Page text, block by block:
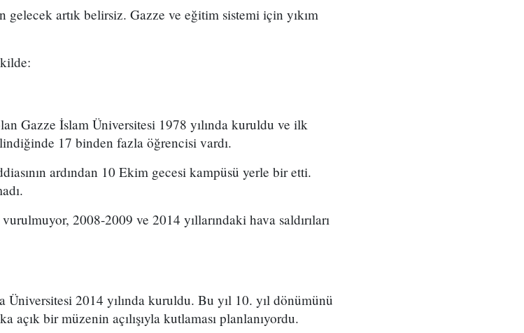
artık belirsiz. Gazze ve eğitim sistemi için yıkım
Gazze İslam Üniversitesi 1978 yılında kuruldu ve ilk
17 binden fazla öğrencisi vardı.
ardından 10 Ekim gecesi kampüsü yerle bir etti.
2008-2009 ve 2014 yıllarındaki hava saldırıları
2014 yılında kuruldu. Bu yıl 10. yıl dönümünü
bir müzenin açılışıyla kutlaması planlanıyordu.